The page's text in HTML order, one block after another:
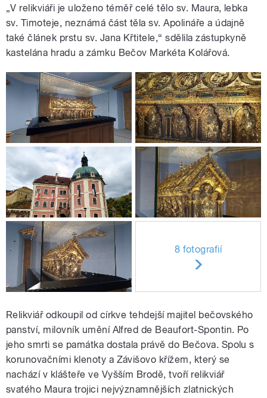
„V relikviáři je uloženo téměř celé tělo sv. Maura, lebka
sv. Timoteje, neznámá část těla sv. Apolináře a údajně
také článek prstu sv. Jana Křtitele,“ sdělila zástupkyně
kastelána hradu a zámku Bečov Markéta Kolářová.
8 fotografií
Relikviář odkoupil od církve tehdejší majitel bečovského
panství, milovník umění Alfred de Beaufort-Spontin. Po
jeho smrti se památka dostala právě do Bečova. Spolu s
korunovačními klenoty a Závišovo křížem, který se
nachází v klášteře ve Vyšším Brodě, tvoří relikviář
svatého Maura trojici nejvýznamnějších zlatnických